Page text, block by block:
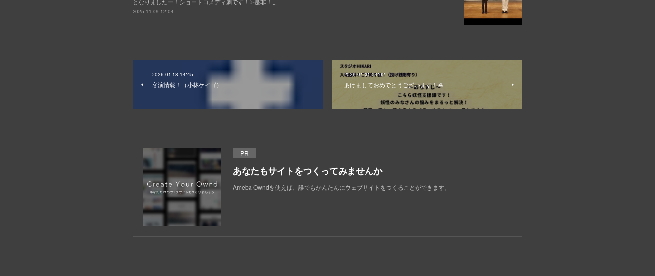
となりましたー！ショートコメディ劇です！✨是非！↓
2025.11.09 12:04
2026.01.18 14:45
客演情報！（小林ケイゴ）
2026.01.01 04:02
あけましておめでとうございます！🎍
PR
あなたもサイトをつくってみませんか
Ameba Owndを使えば、誰でもかんたんにウェブサイトをつくることができます。